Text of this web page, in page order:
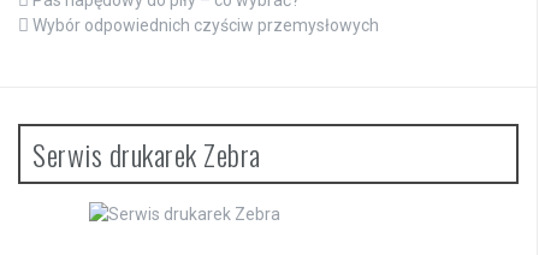
Wybór odpowiednich czyściw przemysłowych
Serwis drukarek Zebra